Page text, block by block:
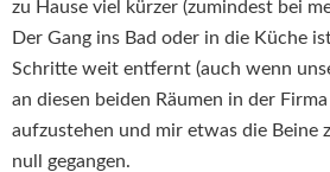
zu Hause viel kürzer (zumindest bei
Der Gang ins Bad oder in die Küche
Schritte weit entfernt (auch wenn
an diesen beiden Räumen in der
aufzustehen und mir etwas die Beine
null gegangen.